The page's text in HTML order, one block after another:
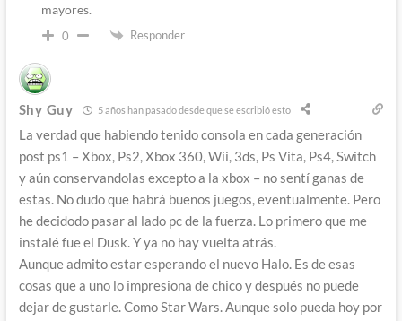
mayores.
0 Responder
Shy Guy 5 años han pasado desde que se escribió esto
La verdad que habiendo tenido consola en cada generación
post ps1 – Xbox, Ps2, Xbox 360, Wii, 3ds, Ps Vita, Ps4, Switch
y aún conservandolas excepto a la xbox – no sentí ganas de
estas. No dudo que habrá buenos juegos, eventualmente. Pero
he decidodo pasar al lado pc de la fuerza. Lo primero que me
instalé fue el Dusk. Y ya no hay vuelta atrás.
Aunque admito estar esperando el nuevo Halo. Es de esas
cosas que a uno lo impresiona de chico y después no puede
dejar de gustarle. Como Star Wars. Aunque solo pueda hoy por